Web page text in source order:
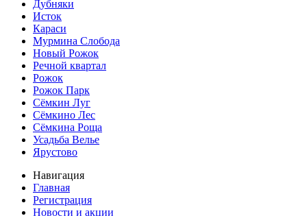
Дубняки
Исток
Караси
Мурмина Слобода
Новый Рожок
Речной квартал
Рожок
Рожок Парк
Сёмкин Луг
Сёмкино Лес
Сёмкина Роща
Усадьба Велье
Ярустово
Навигация
Главная
Регистрация
Новости и акции